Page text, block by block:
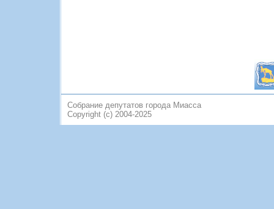
Собрание депутатов города Миасса
Copyright (c) 2004-2025